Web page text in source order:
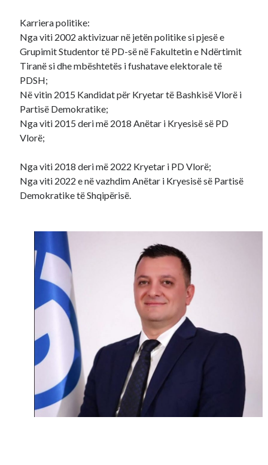
Karriera politike:
Nga viti 2002 aktivizuar në jetën politike si pjesë e
Grupimit Studentor të PD-së në Fakultetin e Ndërtimit
Tiranë si dhe mbështetës i fushatave elektorale të
PDSH;
Në vitin 2015 Kandidat për Kryetar të Bashkisë Vlorë i
Partisë Demokratike;
Nga viti 2015 deri më 2018 Anëtar i Kryesisë së PD
Vlorë;
Nga viti 2018 deri më 2022 Kryetar i PD Vlorë;
Nga viti 2022 e në vazhdim Anëtar i Kryesisë së Partisë
Demokratike të Shqipërisë.